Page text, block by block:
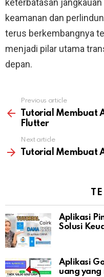
keterbatasan
keamanan dan
terus berkembangnya
menjadi pilar utama
depan.
more
Previous article
Tutorial Membuat
Flutter
Next article
Tutorial Membuat
Aplikasi
Solusi
Aplikasi
uang yang